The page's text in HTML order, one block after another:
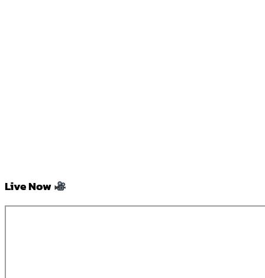
Live Now